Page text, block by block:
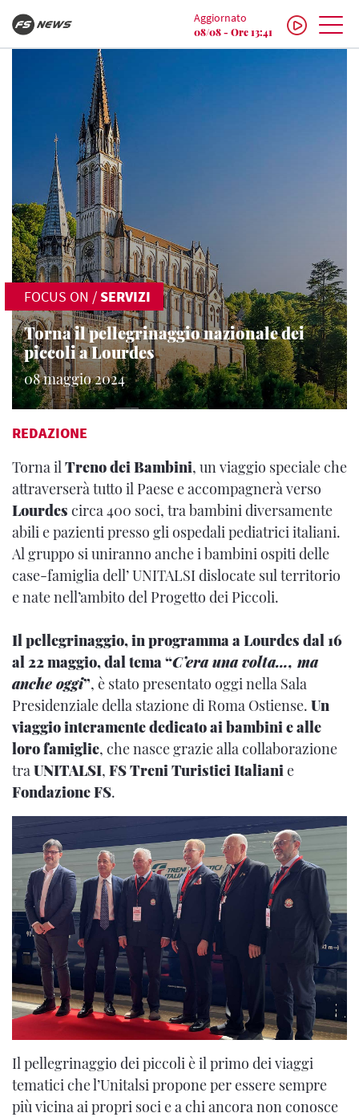
Aggiornato
08/08 - Ore 13:41
FOCUS ON /SERVIZI
Torna il pellegrinaggio nazionale dei
piccoli a Lourdes
08 maggio 2024
REDAZIONE
Torna ilTreno dei Bambini, un viaggio speciale che
attraverserà tutto il Paese e accompagnerà verso
Lourdes circa 400 soci, tra bambini diversamente
abili e pazienti presso gli ospedali pediatrici italiani.
Al gruppo si uniranno anche i bambini ospiti delle
case-famiglia dell’ UNITALSI dislocate sul territorio
e nate nell’ambito del Progetto dei Piccoli.
Il pellegrinaggio, in programma a Lourdes dal 16
al 22 maggio, dal tema “C’era una volta…, ma
anche oggi”, è stato presentato oggi nella Sala
Presidenziale della stazione di Roma Ostiense. Un
viaggio interamente dedicato ai bambini e alle
loro famiglie, che nasce grazie alla collaborazione
traUNITALSI, FS Treni Turistici Italianie
Fondazione FS.
Il pellegrinaggio dei piccoli è il primo dei viaggi
tematici che l’Unitalsi propone per essere sempre
più vicina ai propri soci e a chi ancora non conosce